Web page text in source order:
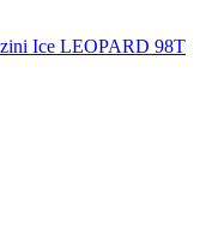
Ice LEOPARD 98T